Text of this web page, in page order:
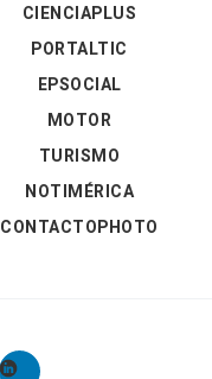
CIENCIAPLUS
PORTALTIC
EPSOCIAL
MOTOR
TURISMO
NOTIMÉRICA
CONTACTOPHOTO